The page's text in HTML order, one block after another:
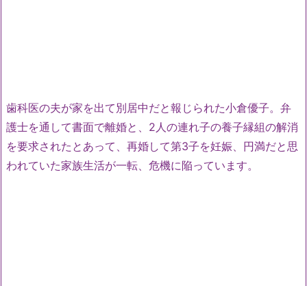
歯科医の夫が家を出て別居中だと報じられた小倉優子。弁
護士を通して書面で離婚と、2人の連れ子の養子縁組の解消
を要求されたとあって、再婚して第3子を妊娠、円満だと思
われていた家族生活が一転、危機に陥っています。